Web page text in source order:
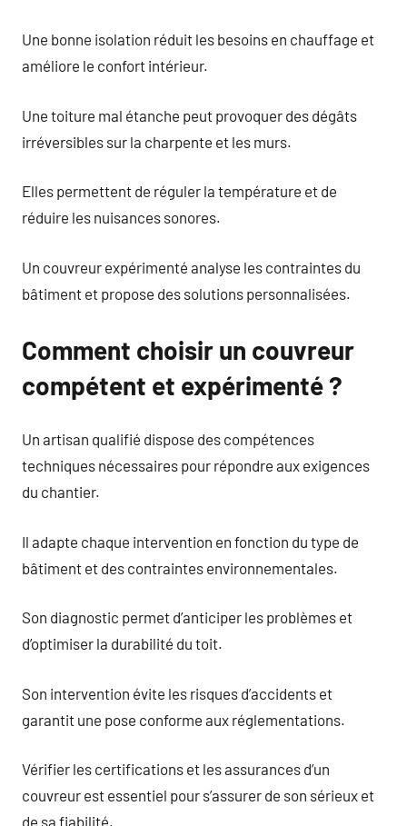
Une bonne isolation réduit les besoins en chauffage et
améliore le confort intérieur.
Une toiture mal étanche peut provoquer des dégâts
irréversibles sur la charpente et les murs.
Elles permettent de réguler la température et de
réduire les nuisances sonores.
Un couvreur expérimenté analyse les contraintes du
bâtiment et propose des solutions personnalisées.
Comment choisir un couvreur
compétent et expérimenté ?
Un artisan qualifié dispose des compétences
techniques nécessaires pour répondre aux exigences
du chantier.
Il adapte chaque intervention en fonction du type de
bâtiment et des contraintes environnementales.
Son diagnostic permet d’anticiper les problèmes et
d’optimiser la durabilité du toit.
Son intervention évite les risques d’accidents et
garantit une pose conforme aux réglementations.
Vérifier les certifications et les assurances d’un
couvreur est essentiel pour s’assurer de son sérieux et
de sa fiabilité.